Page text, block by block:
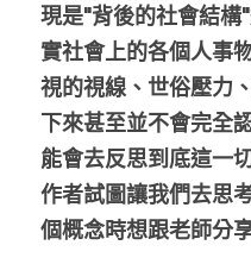
現是"背後的社會結構
實社會上的各個人事
視的視線、世俗壓力
下來甚至並不會完全
能會去反思到底這一
作者試圖讓我們去思
個概念時想跟老師分